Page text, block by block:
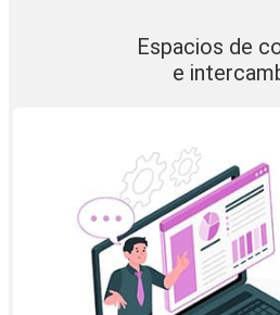
Espacios de
e